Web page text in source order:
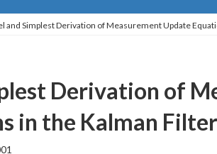
and Simplest Derivation of Measurement Update
Derivation of
in the Kalman